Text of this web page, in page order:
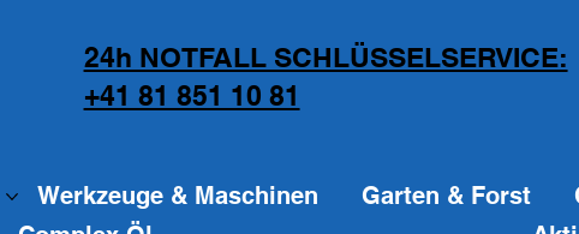
24h NOTFALL SCHLÜSSELSERVICE:
+41 81 851 10 81
Werkzeuge & Maschinen Garten & Forst